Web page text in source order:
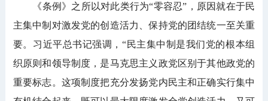
《条例》之所以对此类行为“零容忍”，原因就在于民
主集中制对激发党的创造活力、保持党的团结统一至关重
要。习近平总书记强调，“民主集中制是我们党的根本组
织原则和领导制度，是马克思主义政党区别于其他政党的
重要标志。这项制度把充分发扬党内民主和正确实行集中